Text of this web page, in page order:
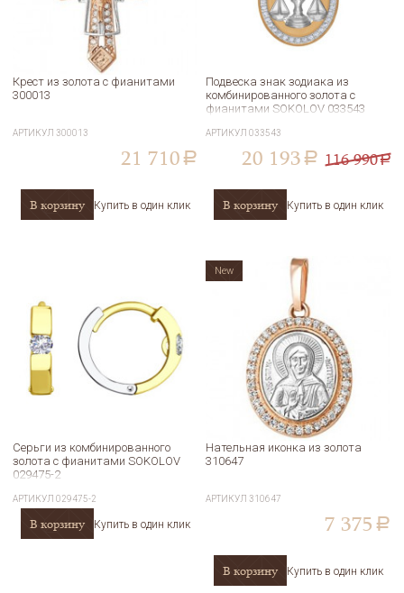
Крест из золота с фианитами
300013
АРТИКУЛ 300013
21 710 a
В корзину Купить в один клик
Подвеска знак зодиака из
комбинированного золота с
фианитами SOKOLOV 033543
АРТИКУЛ033543
20 193 a 116 990a
В корзину Купить в один клик
Серьги из комбинированного
золота с фианитами SOKOLOV
029475-2
АРТИКУЛ029475-2
В корзину Купить в один клик
Нательная иконка из золота
310647
АРТИКУЛ 310647
7 375 a
В корзину Купить в один клик
New